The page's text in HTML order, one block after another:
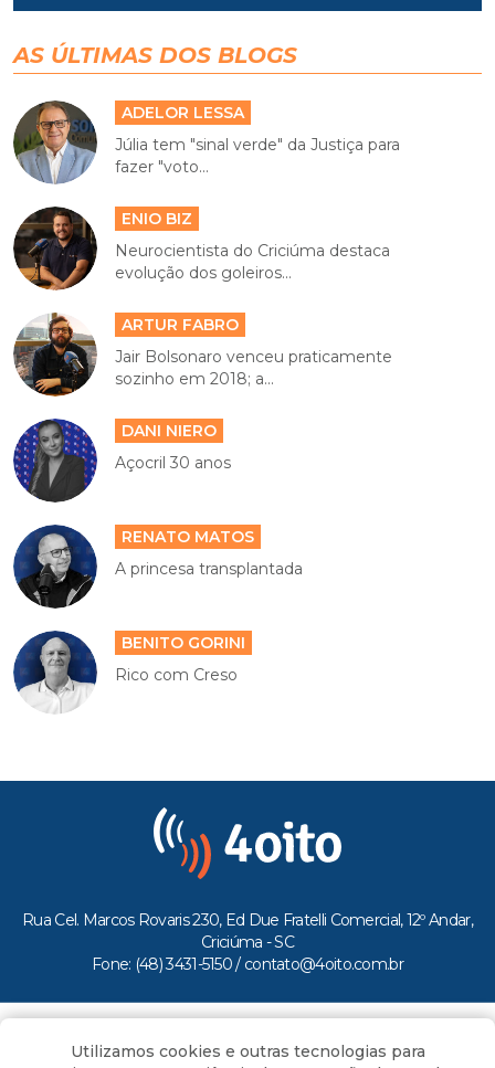
AS ÚLTIMAS DOS BLOGS
ADELOR LESSA
Júlia tem "sinal verde" da Justiça para
fazer "voto...
ENIO BIZ
Neurocientista do Criciúma destaca
evolução dos goleiros...
ARTUR FABRO
Jair Bolsonaro venceu praticamente
sozinho em 2018; a...
DANI NIERO
Açocril 30 anos
RENATO MATOS
A princesa transplantada
BENITO GORINI
Rico com Creso
Rua Cel. Marcos Rovaris 230, Ed Due Fratelli Comercial, 12º Andar,
Criciúma - SC
Fone: (48) 3431-5150 / contato@4oito.com.br
Todos os direitos reservados ao Portal 4oito
Utilizamos cookies e outras tecnologias para